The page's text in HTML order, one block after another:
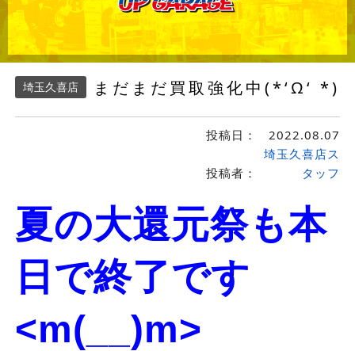
埼玉久喜店 まだまだ買取強化中(*‘Ω‘ *)
投稿日： 2022.08.07
投稿者：
埼玉久喜店ス
タッフ
夏の大還元祭も本
日で終了です
<m(__)m>